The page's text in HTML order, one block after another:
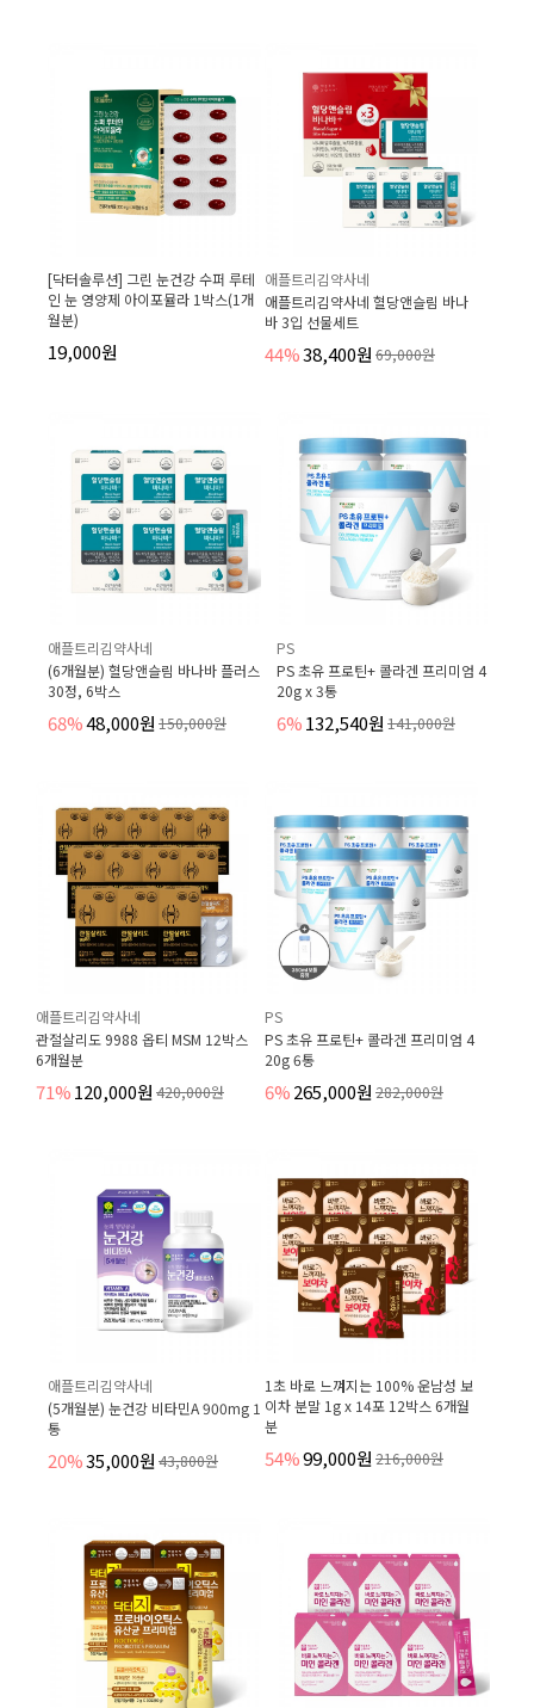
[닥터솔루션] 그린 눈건강 수퍼 루테
인 눈 영양제 아이포뮬라 1박스(1개
월분)
19,000원
애플트리김약사네
애플트리김약사네 혈당앤슬림 바나
바 3입 선물세트
44%38,400원 69,000원
애플트리김약사네
(6개월분) 혈당앤슬림 바나바 플러스
30정, 6박스
68%48,000원 150,000원
PS
PS 초유 프로틴+ 콜라겐 프리미엄 4
20g x 3통
6%132,540원 141,000원
애플트리김약사네
관절살리도 9988 옵티 MSM 12박스
6개월분
71%120,000원 420,000원
PS
PS 초유 프로틴+ 콜라겐 프리미엄 4
20g 6통
6%265,000원 282,000원
애플트리김약사네
(5개월분) 눈건강 비타민A 900mg 1
통
20%35,000원 43,800원
1초 바로 느껴지는 100% 운남성 보
이차 분말 1g x 14포 12박스 6개월
분
54%99,000원 216,000원